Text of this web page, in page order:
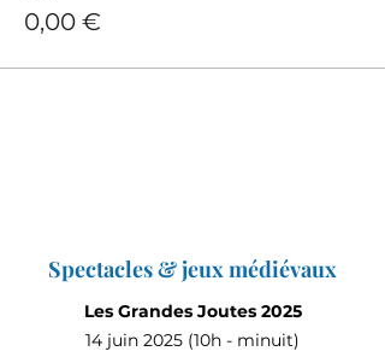
0,00 €
Spectacles & jeux médiévaux
Les Grandes Joutes 2025
14 juin 2025 (10h - minuit)